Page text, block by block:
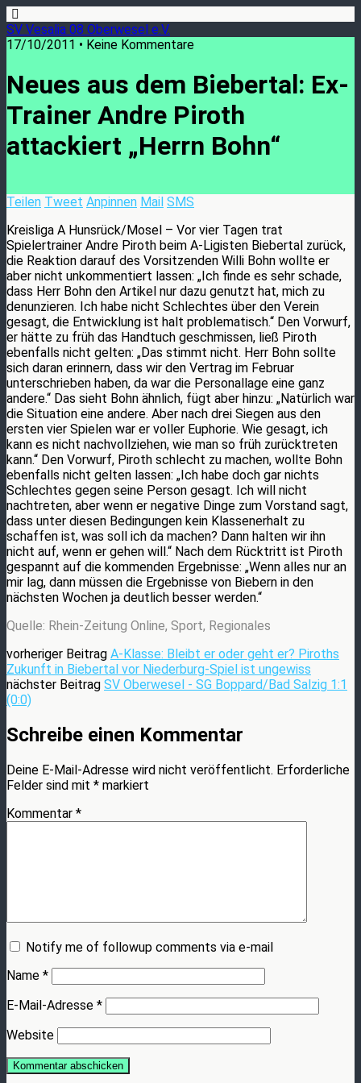
SV Vesalia 08 Oberwesel e.V.
17/10/2011 • Keine Kommentare
Neues aus dem Biebertal: Ex-
Trainer Andre Piroth
attackiert „Herrn Bohn“
Teilen Tweet Anpinnen Mail SMS
Kreisliga A Hunsrück/Mosel – Vor vier Tagen trat
Spielertrainer Andre Piroth beim A-Ligisten Biebertal zurück,
die Reaktion darauf des Vorsitzenden Willi Bohn wollte er
aber nicht unkommentiert lassen: „Ich finde es sehr schade,
dass Herr Bohn den Artikel nur dazu genutzt hat, mich zu
denunzieren. Ich habe nicht Schlechtes über den Verein
gesagt, die Entwicklung ist halt problematisch.“ Den Vorwurf,
er hätte zu früh das Handtuch geschmissen, ließ Piroth
ebenfalls nicht gelten: „Das stimmt nicht. Herr Bohn sollte
sich daran erinnern, dass wir den Vertrag im Februar
unterschrieben haben, da war die Personallage eine ganz
andere.“ Das sieht Bohn ähnlich, fügt aber hinzu: „Natürlich war
die Situation eine andere. Aber nach drei Siegen aus den
ersten vier Spielen war er voller Euphorie. Wie gesagt, ich
kann es nicht nachvollziehen, wie man so früh zurücktreten
kann.“ Den Vorwurf, Piroth schlecht zu machen, wollte Bohn
ebenfalls nicht gelten lassen: „Ich habe doch gar nichts
Schlechtes gegen seine Person gesagt. Ich will nicht
nachtreten, aber wenn er negative Dinge zum Vorstand sagt,
dass unter diesen Bedingungen kein Klassenerhalt zu
schaffen ist, was soll ich da machen? Dann halten wir ihn
nicht auf, wenn er gehen will.“ Nach dem Rücktritt ist Piroth
gespannt auf die kommenden Ergebnisse: „Wenn alles nur an
mir lag, dann müssen die Ergebnisse von Biebern in den
nächsten Wochen ja deutlich besser werden.“
Quelle: Rhein-Zeitung Online, Sport, Regionales
vorheriger Beitrag A-Klasse: Bleibt er oder geht er? Piroths
Zukunft in Biebertal vor Niederburg-Spiel ist ungewiss
nächster Beitrag SV Oberwesel - SG Boppard/Bad Salzig 1:1
(0:0)
Schreibe einen Kommentar
Deine E-Mail-Adresse wird nicht veröffentlicht. Erforderliche
Felder sind mit * markiert
Kommentar *
Notify me of followup comments via e-mail
Name *
E-Mail-Adresse *
Website